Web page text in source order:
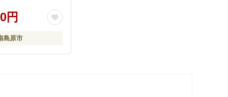
市 / 長崎県農産
同会社 [SCB065]
円
島原市